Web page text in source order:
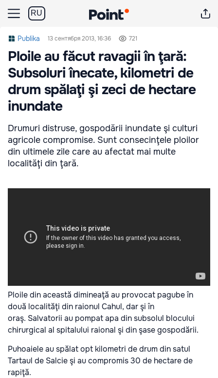
RU
Publika 13 сентября 2013, 16:36 721
Ploile au făcut ravagii în ţară:
Subsoluri înecate, kilometri de
drum spălaţi şi zeci de hectare
inundate
Drumuri distruse, gospodării inundate şi culturi
agricole compromise. Sunt consecinţele ploilor
din ultimele zile care au afectat mai multe
localităţi din ţară.
Ploile din această dimineaţă au provocat pagube în
două localităţi din raionul Cahul, dar şi în
oraş. Salvatorii au pompat apa din subsolul blocului
chirurgical al spitalului raional şi din şase gospodării.
Puhoaiele au spălat opt kilometri de drum din satul
Tartaul de Salcie şi au compromis 30 de hectare de
rapiţă.